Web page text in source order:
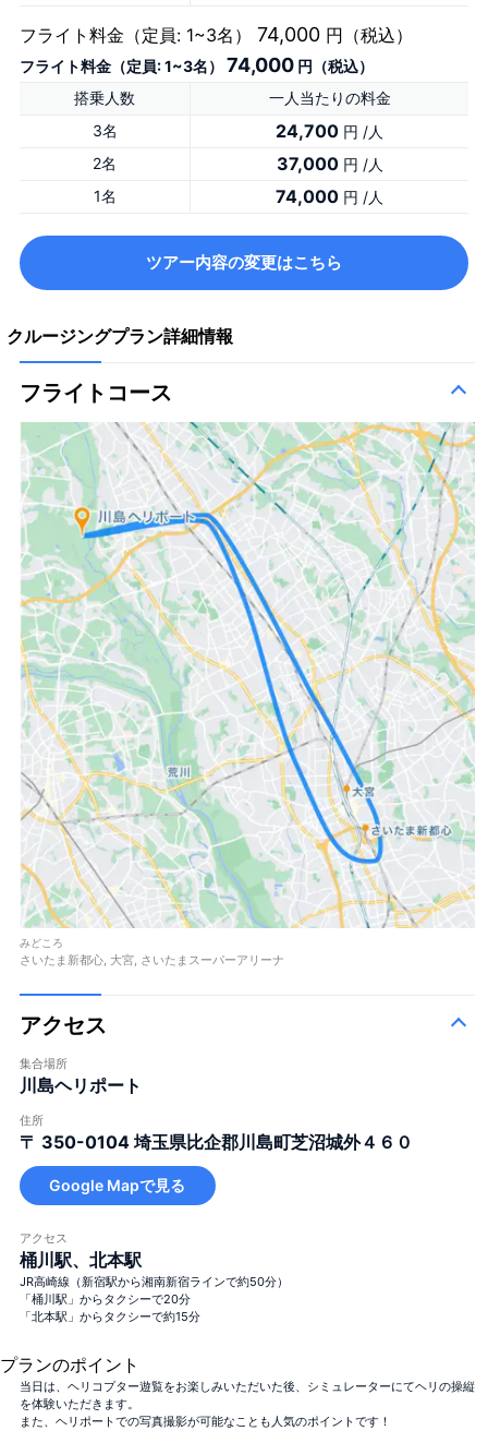
フライト料金（定員: 1~3名） 74,000 円（税込）
フライト料金（定員: 1~3名） 74,000 円（税込）
搭乗人数
一人当たりの料金
3名
24,700 円 /人
2名
37,000円 /人
1名
74,000 円 /人
ツアー内容の変更はこちら
クルージングプラン詳細情報
フライトコース
みどころ
さいたま新都心, 大宮, さいたまスーパーアリーナ
アクセス
集合場所
川島ヘリポート
住所
〒 350-0104 埼玉県比企郡川島町芝沼城外４６０
Google Mapで見る
アクセス
桶川駅、北本駅
JR高崎線（新宿駅から湘南新宿ラインで約50分）
「桶川駅」からタクシーで20分
「北本駅」からタクシーで約15分
プランのポイント
当日は、ヘリコプター遊覧をお楽しみいただいた後、シミュレーターにてヘリの操縦
を体験いただきます。
また、ヘリポートでの写真撮影が可能なことも人気のポイントです！